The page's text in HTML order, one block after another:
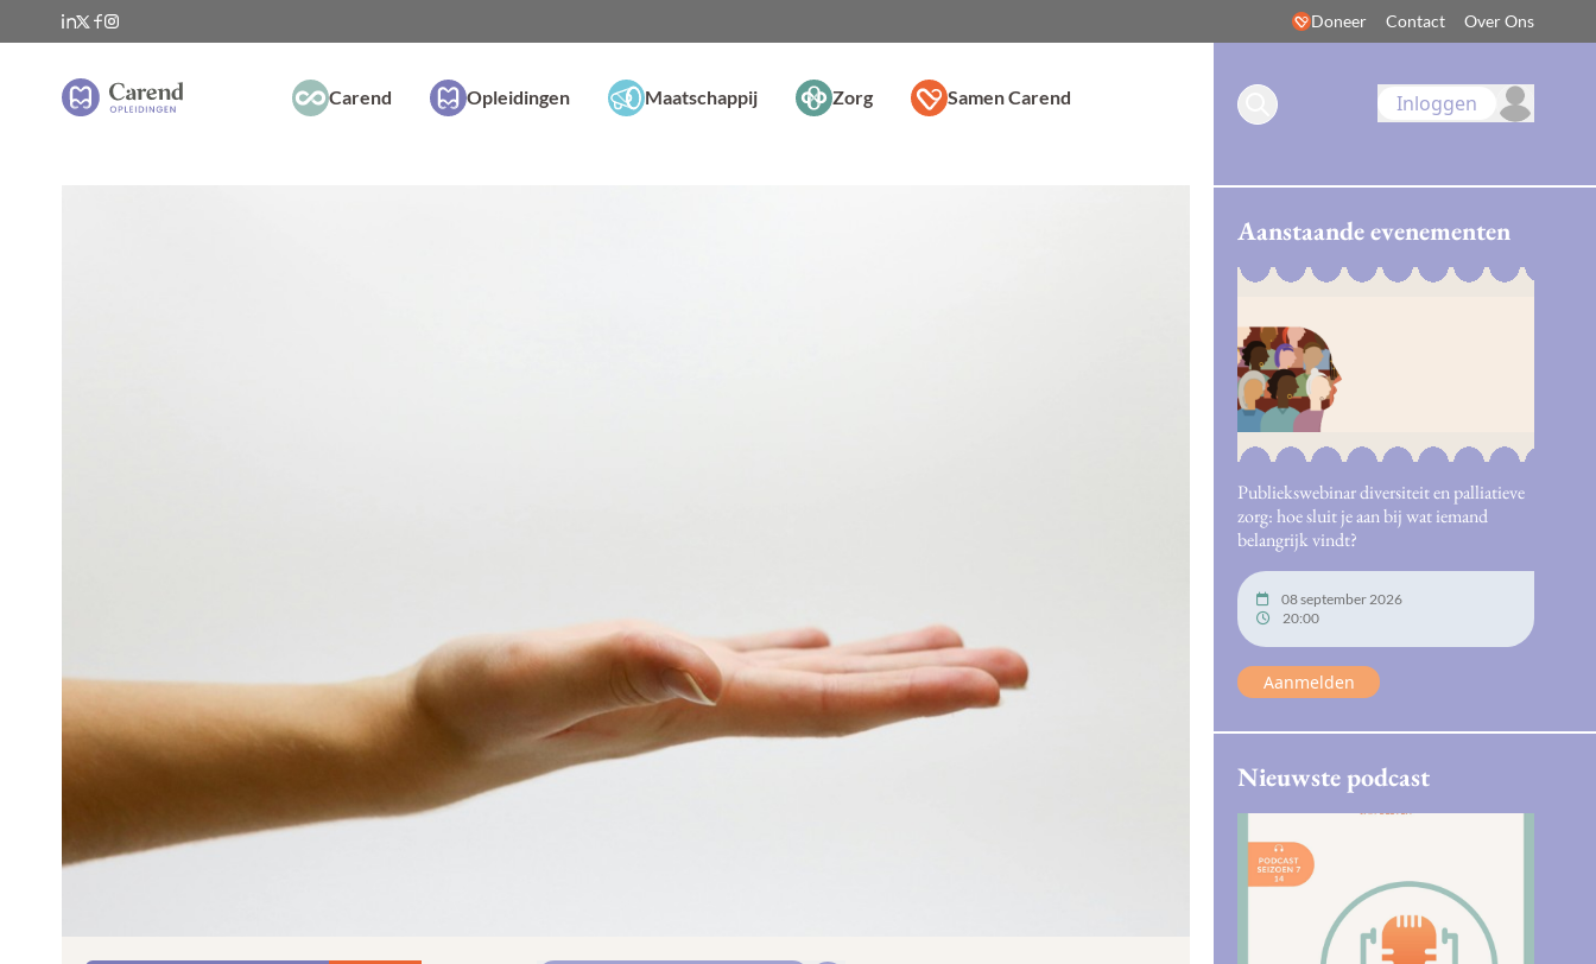
Doneer Contact Over Ons
Carend Opleidingen Maatschappij Zorg Samen Carend Inloggen
Aanstaande evenementen
Publiekswebinar diversiteit en palliatieve
zorg: hoe sluit je aan bij wat iemand
belangrijk vindt?
08 september 2026
20:00
Aanmelden
Nieuwste podcast